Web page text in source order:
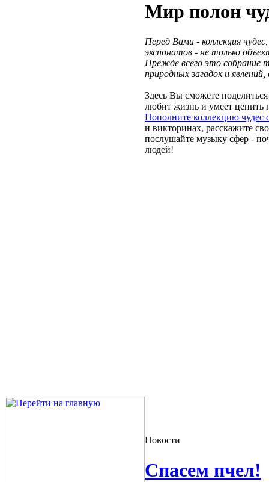
Мир полон
Перед Вами - коллекция
экспонатов - не только
Прежде всего это собрание
природных загадок и
Здесь Вы сможете
любит жизнь и умеет ценить
Пополните коллекцию чудес
и викторинах, расскажите
послушайте музыку сфер -
людей!
Новости
Спасем пчел!